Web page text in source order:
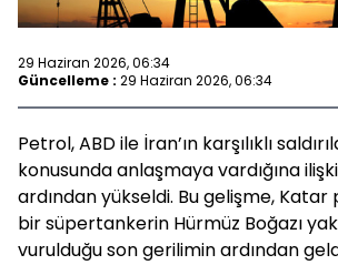
29 Haziran 2026, 06:34
Güncelleme : 29 Haziran 2026, 06:34
Petrol, ABD ile İran’ın karşılıklı
konusunda anlaşmaya vardığına
ardından yükseldi. Bu gelişme,
bir süpertankerin Hürmüz Boğazı
vurulduğu son gerilimin ardından